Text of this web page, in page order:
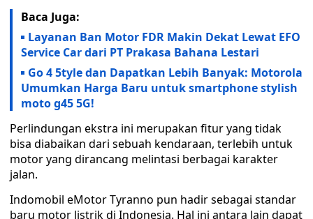
Baca Juga:
Layanan Ban Motor FDR Makin Dekat Lewat EFO
Service Car dari PT Prakasa Bahana Lestari
Go 4 5tyle dan Dapatkan Lebih Banyak: Motorola
Umumkan Harga Baru untuk smartphone stylish
moto g45 5G!
Perlindungan ekstra ini merupakan fitur yang tidak
bisa diabaikan dari sebuah kendaraan, terlebih untuk
motor yang dirancang melintasi berbagai karakter
jalan.
Indomobil eMotor Tyranno pun hadir sebagai standar
baru motor listrik di Indonesia. Hal ini antara lain dapat